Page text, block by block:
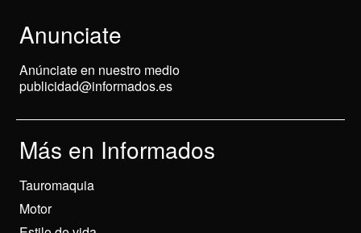
Anunciate
Anúnciate en nuestro medio
publicidad@informados.es
Más en Informados
Tauromaquia
Motor